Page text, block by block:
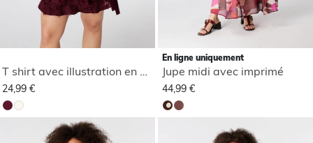
T shirt avec illustration en dentelle
24,99 €
En ligne uniquement
Jupe midi avec imprimé
44,99 €